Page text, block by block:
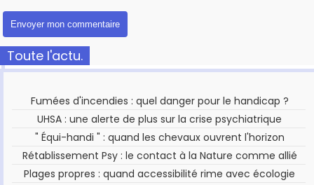
Toute l'actu.
Fumées d'incendies : quel danger pour le handicap ?
UHSA : une alerte de plus sur la crise psychiatrique
" Équi-handi " : quand les chevaux ouvrent l'horizon
Rétablissement Psy : le contact à la Nature comme allié
Plages propres : quand accessibilité rime avec écologie